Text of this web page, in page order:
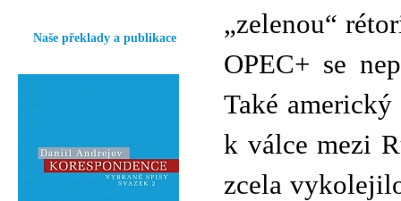
Naše překlady a publikace
„zelenou“
OPEC+ se
Také
k válce mezi
zcela